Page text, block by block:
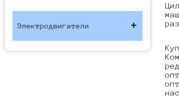
Электродвигатели